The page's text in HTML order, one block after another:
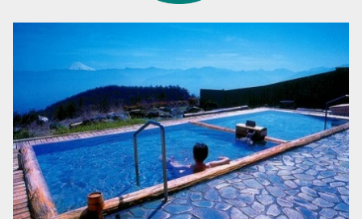
プロジェクトメンバーおすすめ温泉施設